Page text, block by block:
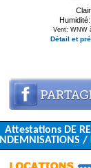
Clair
Vent: WNW
Détail et
Attestations DE
INDEMNISATIONS /